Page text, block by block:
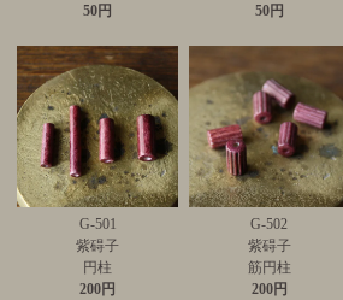
50円
50円
G-501
紫碍子
円柱
200円
G-502
紫碍子
筋円柱
200円